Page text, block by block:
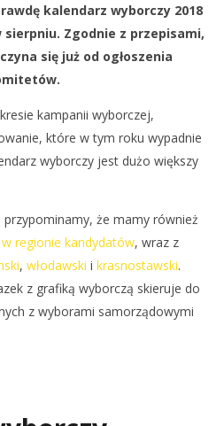
kalendarz wyborczy 2018
sierpniu. Zgodnie z przepisami,
się już od ogłoszenia
kampanii wyborczej,
które w tym roku wypadnie
wyborczy jest dużo większy
że mamy również
w regionie kandydatów, wraz z
, włodawski i krasnostawski.
z grafiką wyborczą skieruje do
z wyborami samorządowymi